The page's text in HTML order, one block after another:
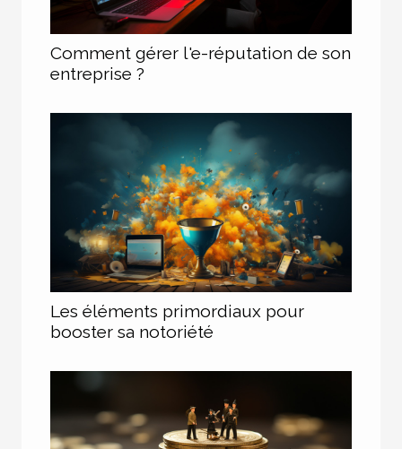
Comment gérer l'e-réputation de son
entreprise ?
Les éléments primordiaux pour
booster sa notoriété